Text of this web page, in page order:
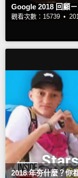
Google 2018 回顧
觀看次數：15739 •
2018 年夯什麼？你